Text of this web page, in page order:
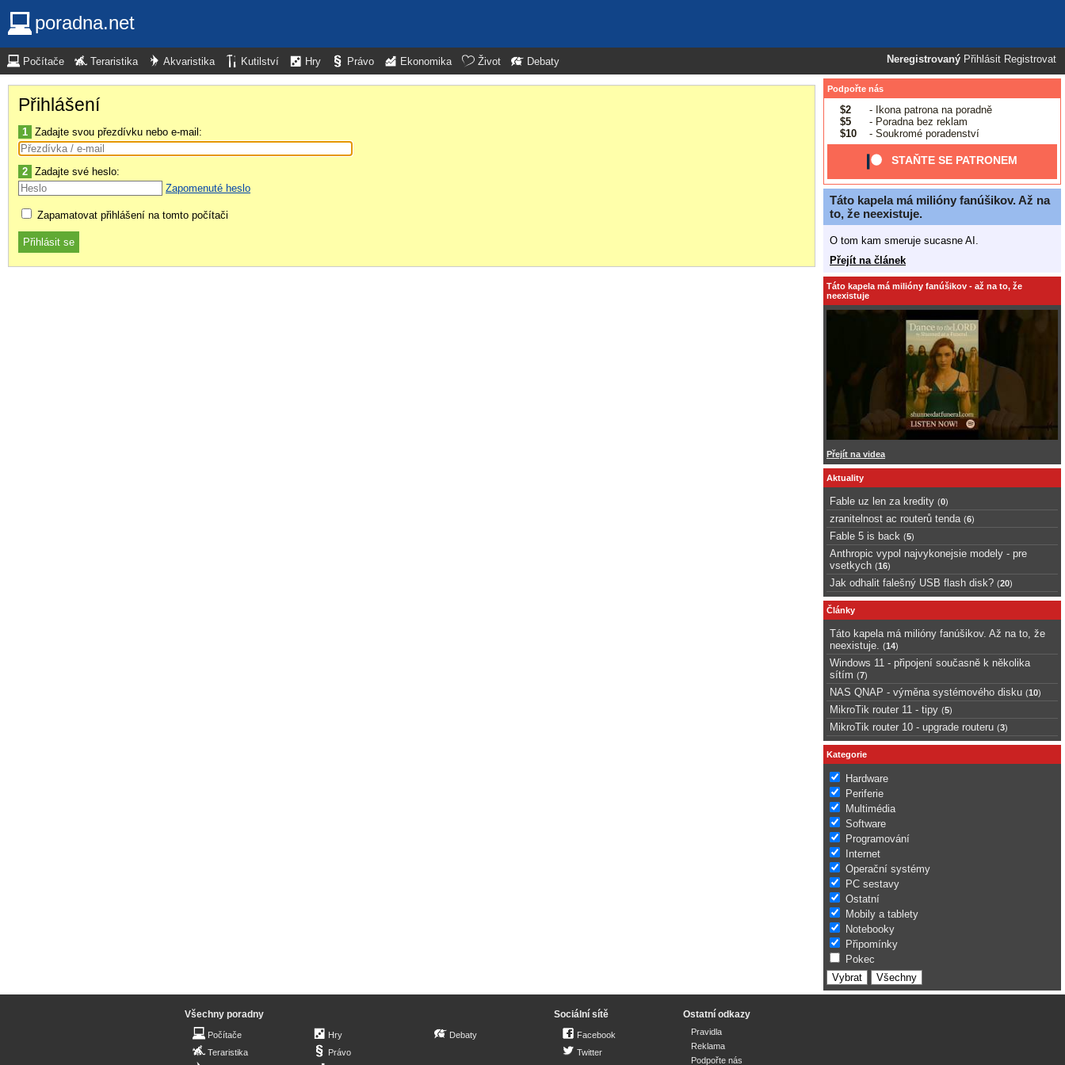
poradna.net
Neregistrovaný Přihlásit Registrovat
Počítače Teraristika Akvaristika Kutilství Hry Právo Ekonomika Život Debaty
Přihlášení
1 Zadajte svou přezdívku nebo e-mail:
2 Zadajte své heslo:
Zapomenuté heslo
Zapamatovat přihlášení na tomto počítači
Podpořte nás
$2
- Ikona patrona na poradně
$5
- Poradna bez reklam
$10
- Soukromé poradenství
STAŇTE SE PATRONEM
Táto kapela má milióny fanúšikov. Až na
to, že neexistuje.
O tom kam smeruje sucasne AI.
Přejít na článek
Táto kapela má milióny fanúšikov - až na to, že
neexistuje
Přejít na videa
Aktuality
Fable uz len za kredity (0)
zranitelnost ac routerů tenda (6)
Fable 5 is back (5)
Anthropic vypol najvykonejsie modely - pre
vsetkych (16)
Jak odhalit falešný USB flash disk? (20)
Články
Táto kapela má milióny fanúšikov. Až na to, že
neexistuje.
(14)
Windows 11 - připojení současně k několika
sítím (7)
NAS QNAP - výměna systémového disku (10)
MikroTik router 11 - tipy (5)
MikroTik router 10 - upgrade routeru (3)
Kategorie
Hardware
Periferie
Multimédia
Software
Programování
Internet
Operační systémy
PC sestavy
Ostatní
Mobily a tablety
Notebooky
Připomínky
Pokec
Všechny poradny
Počítače
Teraristika
Hry
Právo
Debaty
Sociální sítě
Facebook
Twitter
Ostatní odkazy
Pravidla
Reklama
Podpořte nás